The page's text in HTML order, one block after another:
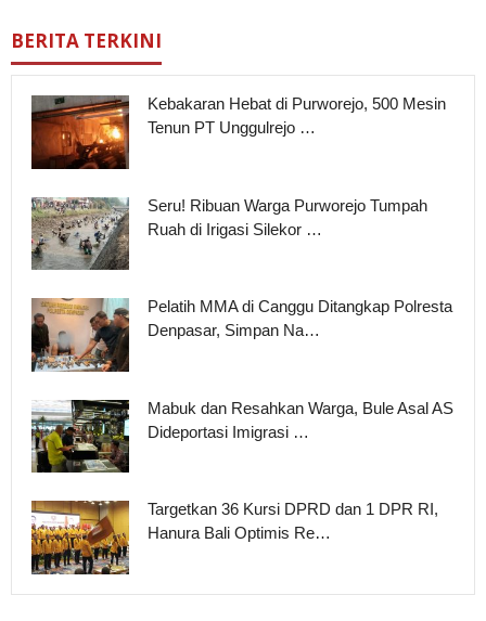
BERITA TERKINI
Kebakaran Hebat di Purworejo, 500 Mesin
Tenun PT Unggulrejo …
Seru! Ribuan Warga Purworejo Tumpah
Ruah di Irigasi Silekor …
Pelatih MMA di Canggu Ditangkap Polresta
Denpasar, Simpan Na…
Mabuk dan Resahkan Warga, Bule Asal AS
Dideportasi Imigrasi …
Targetkan 36 Kursi DPRD dan 1 DPR RI,
Hanura Bali Optimis Re…